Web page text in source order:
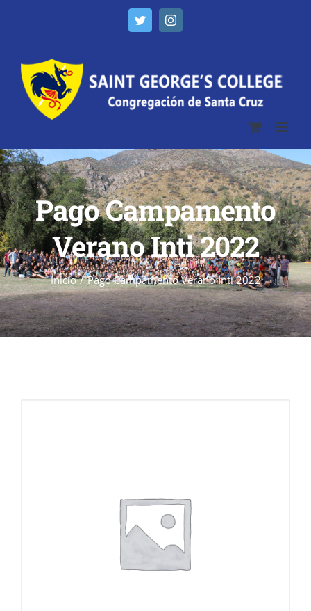
TwitterInstagram
Pago Campamento
Verano Inti 2022
Inicio / Pago Campamento Verano Inti 2022